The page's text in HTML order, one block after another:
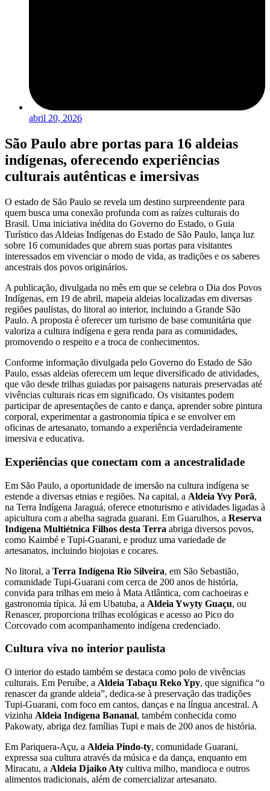
abril 20, 2026
São Paulo abre portas para 16 aldeias
indígenas, oferecendo experiências
culturais autênticas e imersivas
O estado de São Paulo se revela um destino surpreendente para
quem busca uma conexão profunda com as raízes culturais do
Brasil. Uma iniciativa inédita do Governo do Estado, o Guia
Turístico das Aldeias Indígenas do Estado de São Paulo, lança luz
sobre 16 comunidades que abrem suas portas para visitantes
interessados em vivenciar o modo de vida, as tradições e os saberes
ancestrais dos povos originários.
A publicação, divulgada no mês em que se celebra o Dia dos Povos
Indígenas, em 19 de abril, mapeia aldeias localizadas em diversas
regiões paulistas, do litoral ao interior, incluindo a Grande São
Paulo. A proposta é oferecer um turismo de base comunitária que
valoriza a cultura indígena e gera renda para as comunidades,
promovendo o respeito e a troca de conhecimentos.
Conforme informação divulgada pelo Governo do Estado de São
Paulo, essas aldeias oferecem um leque diversificado de atividades,
que vão desde trilhas guiadas por paisagens naturais preservadas até
vivências culturais ricas em significado. Os visitantes podem
participar de apresentações de canto e dança, aprender sobre pintura
corporal, experimentar a gastronomia típica e se envolver em
oficinas de artesanato, tornando a experiência verdadeiramente
imersiva e educativa.
Experiências que conectam com a ancestralidade
Em São Paulo, a oportunidade de imersão na cultura indígena se
estende a diversas etnias e regiões. Na capital, a Aldeia Yvy Porã,
na Terra Indígena Jaraguá, oferece etnoturismo e atividades ligadas à
apicultura com a abelha sagrada guarani. Em Guarulhos, a Reserva
Indígena Multiétnica Filhos desta Terra abriga diversos povos,
como Kaimbé e Tupi-Guarani, e produz uma variedade de
artesanatos, incluindo biojoias e cocares.
No litoral, a Terra Indígena Rio Silveira, em São Sebastião,
comunidade Tupi-Guarani com cerca de 200 anos de história,
convida para trilhas em meio à Mata Atlântica, com cachoeiras e
gastronomia típica. Já em Ubatuba, a Aldeia Ywyty Guaçu, ou
Renascer, proporciona trilhas ecológicas e acesso ao Pico do
Corcovado com acompanhamento indígena credenciado.
Cultura viva no interior paulista
O interior do estado também se destaca como polo de vivências
culturais. Em Peruíbe, a Aldeia Tabaçu Reko Ypy, que significa “o
renascer da grande aldeia”, dedica-se à preservação das tradições
Tupi-Guarani, com foco em cantos, danças e na língua ancestral. A
vizinha Aldeia Indígena Bananal, também conhecida como
Pakowaty, abriga dez famílias Tupi e mais de 200 anos de história.
Em Pariquera-Açu, a Aldeia Pindo-ty, comunidade Guarani,
expressa sua cultura através da música e da dança, enquanto em
Miracatu, a Aldeia Djaiko Aty cultiva milho, mandioca e outros
alimentos tradicionais, além de comercializar artesanato.